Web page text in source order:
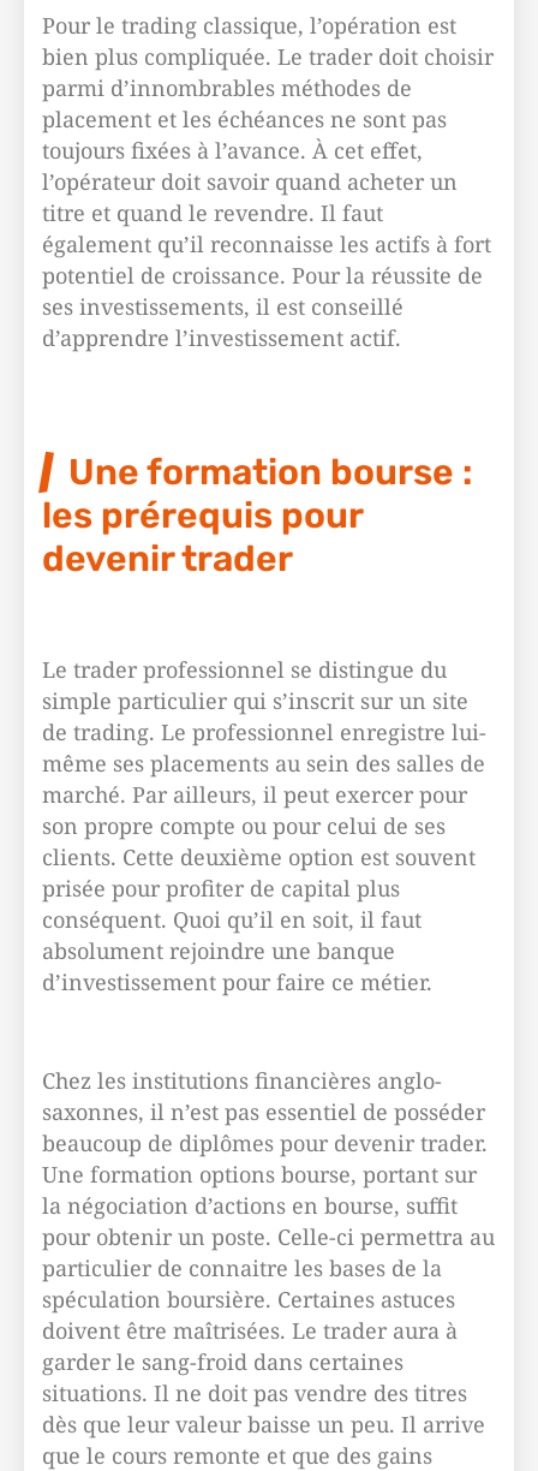
Pour le trading classique, l’opération est
bien plus compliquée. Le trader doit choisir
parmi d’innombrables méthodes de
placement et les échéances ne sont pas
toujours fixées à l’avance. À cet effet,
l’opérateur doit savoir quand acheter un
titre et quand le revendre. Il faut
également qu’il reconnaisse les actifs à fort
potentiel de croissance. Pour la réussite de
ses investissements, il est conseillé
d’apprendre l’investissement actif.
Une formation bourse :
les prérequis pour
devenir trader
Le trader professionnel se distingue du
simple particulier qui s’inscrit sur un site
de trading. Le professionnel enregistre lui-
même ses placements au sein des salles de
marché. Par ailleurs, il peut exercer pour
son propre compte ou pour celui de ses
clients. Cette deuxième option est souvent
prisée pour profiter de capital plus
conséquent. Quoi qu’il en soit, il faut
absolument rejoindre une banque
d’investissement pour faire ce métier.
Chez les institutions financières anglo-
saxonnes, il n’est pas essentiel de posséder
beaucoup de diplômes pour devenir trader.
Une formation options bourse, portant sur
la négociation d’actions en bourse, suffit
pour obtenir un poste. Celle-ci permettra au
particulier de connaitre les bases de la
spéculation boursière. Certaines astuces
doivent être maîtrisées. Le trader aura à
garder le sang-froid dans certaines
situations. Il ne doit pas vendre des titres
dès que leur valeur baisse un peu. Il arrive
que le cours remonte et que des gains